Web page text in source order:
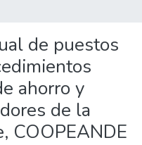
de puestos
ahorro y
de la
COOPEANDE